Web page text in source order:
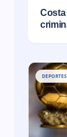
Costa
DEPORTES